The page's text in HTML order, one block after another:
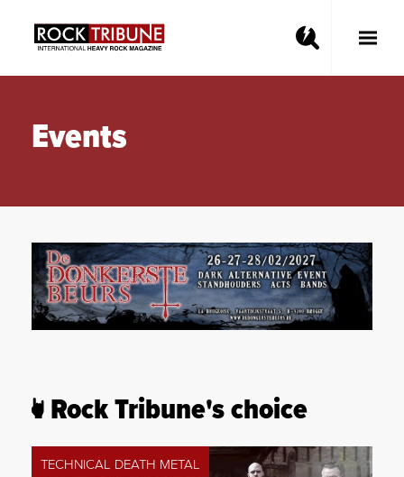
Toggle
Events
Rock Tribune's choice
TECHNICAL DEATH METAL